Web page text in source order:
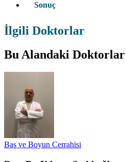
Sonuç
İlgili Doktorlar
Bu Alandaki Doktorlar
Baş ve Boyun Cerrahisi